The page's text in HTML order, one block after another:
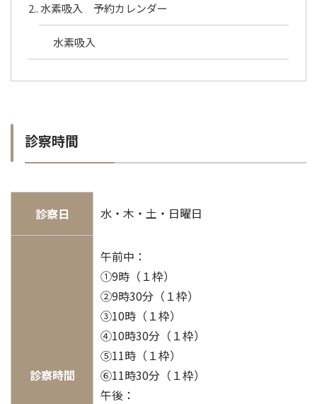
2. 水素吸入 予約カレンダー
水素吸入
診察時間
診察日 水・木・土・日曜日
診察時間
午前中：
①9時（１枠）
②9時30分（１枠）
③10時（１枠）
④10時30分（１枠）
⑤11時（１枠）
⑥11時30分（１枠）
午後：